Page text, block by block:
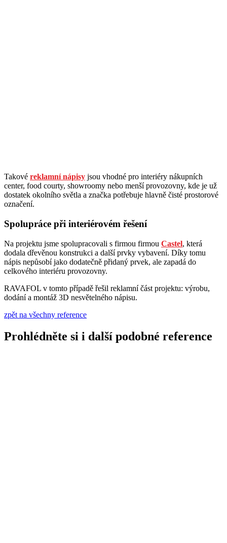
Takové reklamní nápisy jsou vhodné pro interiéry nákupních
center, food courty, showroomy nebo menší provozovny, kde je už
dostatek okolního světla a značka potřebuje hlavně čisté prostorové
označení.
Spolupráce při interiérovém řešení
Na projektu jsme spolupracovali s firmou firmou Castel, která
dodala dřevěnou konstrukci a další prvky vybavení. Díky tomu
nápis nepůsobí jako dodatečně přidaný prvek, ale zapadá do
celkového interiéru provozovny.
RAVAFOL v tomto případě řešil reklamní část projektu: výrobu,
dodání a montáž 3D nesvětelného nápisu.
zpět na všechny reference
Prohlédněte si i další podobné reference